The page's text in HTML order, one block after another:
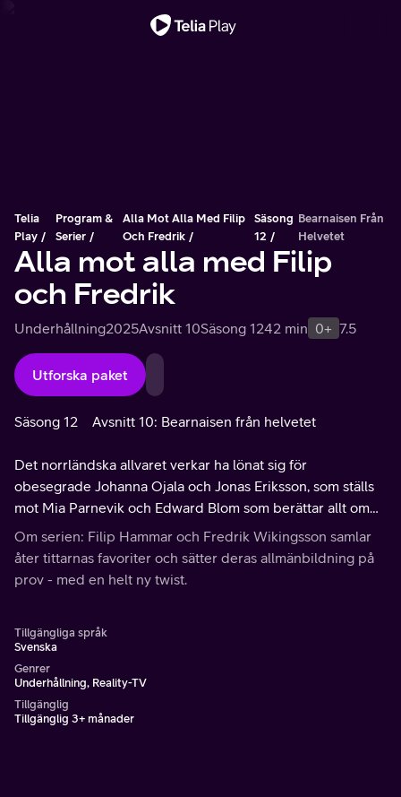
Telia
Play
Program &
Serier
Alla Mot Alla Med Filip
Och Fredrik
Säsong
12
Bearnaisen Från
Helvetet
Alla mot alla med Filip
och Fredrik
Underhållning2025Avsnitt 10Säsong 1242 min 0+ 7.5
Utforska paket
Säsong 12 Avsnitt 10: Bearnaisen från helvetet
Det norrländska allvaret verkar ha lönat sig för
obesegrade Johanna Ojala och Jonas Eriksson, som ställs
mot Mia Parnevik och Edward Blom som berättar allt om
gasmasker, sportiga familjer och majonnäs med dragon.
Om serien: Filip Hammar och Fredrik Wikingsson samlar
åter tittarnas favoriter och sätter deras allmänbildning på
prov - med en helt ny twist.
Tillgängliga språk
Svenska
Genrer
Underhållning, Reality-TV
Tillgänglig
Tillgänglig 3+ månader